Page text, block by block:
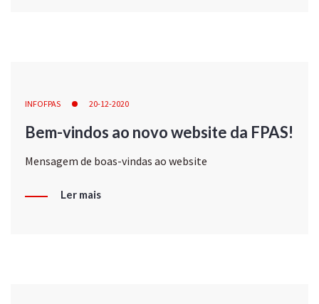
INFOFPAS 20-12-2020
Bem-vindos ao novo website da FPAS!
Mensagem de boas-vindas ao website
Ler mais